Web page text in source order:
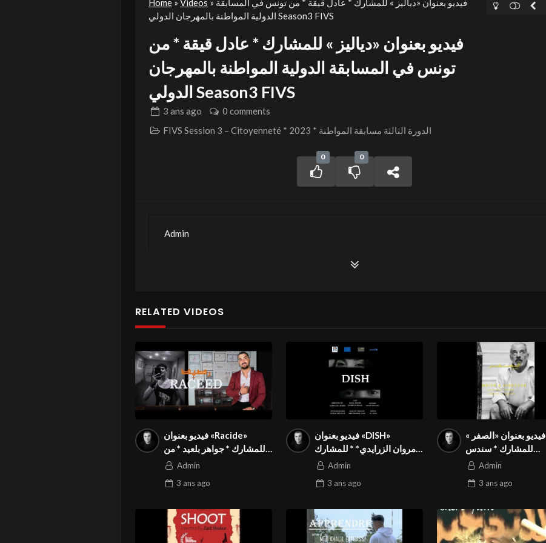
Home » Videos » فيديو بعنوان «دياليز » للمشارك * عادل قيقة * من تونس في المسابقة
الدولية المواطنة بالمهرجان الدولي Season3 FIVS
فيديو بعنوان «دياليز » للمشارك * عادل قيقة * من
تونس في المسابقة الدولية المواطنة بالمهرجان
الدولي Season3 FIVS
3 ans ago
0 comments
FIVS Session 3 – Citoyenneté * 2023 * الدورة الثالثة مسابقة المواطنة
0 0
Admin
RELATED VIDEOS
فيديو بعنوان «Racide»
للمشارك * جواهر بلعيد * من
تونس في المسابقة الدولية
Season3 FIVS
Admin
3 ans ago
فيديو بعنوان «DISH»
للمشارك * ‪مروان الزرايدي*
من المغرب في المسابقة
الدولي Season3 FIVS
Admin
3 ans ago
فيديو بعنوان «الصفر »
للمشارك * سندس
السميرات* من الأردن في
بالمهرجان الدولي Season3
Admin
3 ansago